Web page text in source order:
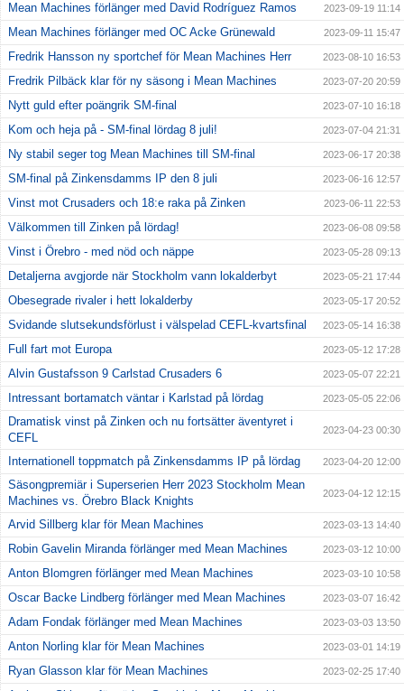
Mean Machines förlänger med David Rodríguez Ramos 2023-09-19 11:14
Mean Machines förlänger med OC Acke Grünewald 2023-09-11 15:47
Fredrik Hansson ny sportchef för Mean Machines Herr 2023-08-10 16:53
Fredrik Pilbäck klar för ny säsong i Mean Machines 2023-07-20 20:59
Nytt guld efter poängrik SM-final 2023-07-10 16:18
Kom och heja på - SM-final lördag 8 juli! 2023-07-04 21:31
Ny stabil seger tog Mean Machines till SM-final 2023-06-17 20:38
SM-final på Zinkensdamms IP den 8 juli 2023-06-16 12:57
Vinst mot Crusaders och 18:e raka på Zinken 2023-06-11 22:53
Välkommen till Zinken på lördag! 2023-06-08 09:58
Vinst i Örebro - med nöd och näppe 2023-05-28 09:13
Detaljerna avgjorde när Stockholm vann lokalderbyt 2023-05-21 17:44
Obesegrade rivaler i hett lokalderby 2023-05-17 20:52
Svidande slutsekundsförlust i välspelad CEFL-kvartsfinal 2023-05-14 16:38
Full fart mot Europa 2023-05-12 17:28
Alvin Gustafsson 9 Carlstad Crusaders 6 2023-05-07 22:21
Intressant bortamatch väntar i Karlstad på lördag 2023-05-05 22:06
Dramatisk vinst på Zinken och nu fortsätter äventyret i
CEFL
2023-04-23 00:30
Internationell toppmatch på Zinkensdamms IP på lördag 2023-04-20 12:00
Säsongpremiär i Superserien Herr 2023 Stockholm Mean
Machines vs. Örebro Black Knights
2023-04-12 12:15
Arvid Sillberg klar för Mean Machines 2023-03-13 14:40
Robin Gavelin Miranda förlänger med Mean Machines 2023-03-12 10:00
Anton Blomgren förlänger med Mean Machines 2023-03-10 10:58
Oscar Backe Lindberg förlänger med Mean Machines 2023-03-07 16:42
Adam Fondak förlänger med Mean Machines 2023-03-03 13:50
Anton Norling klar för Mean Machines 2023-03-01 14:19
Ryan Glasson klar för Mean Machines 2023-02-25 17:40